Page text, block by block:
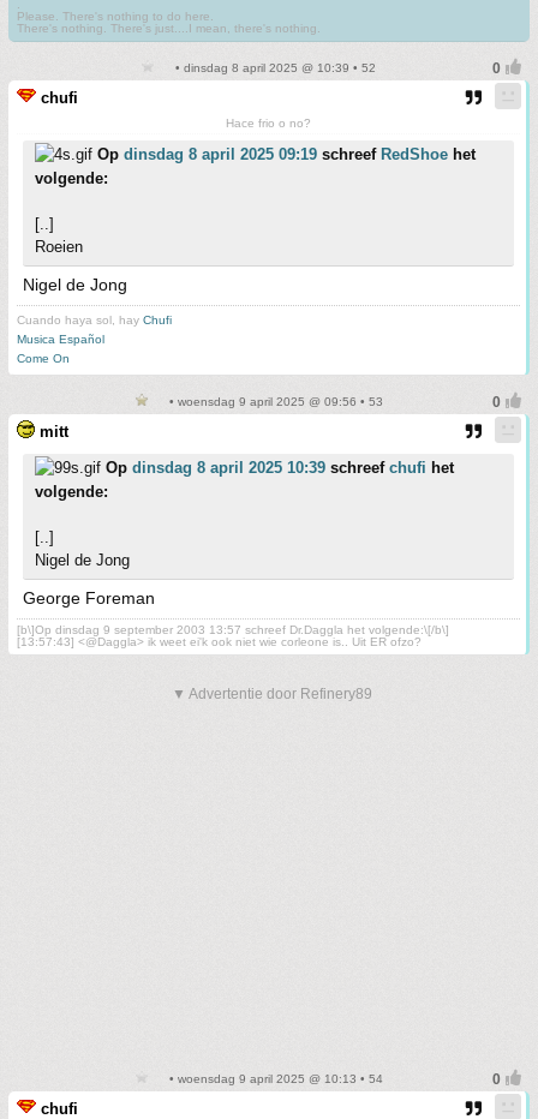
Please. There's nothing to do here.
There's nothing. There's just....I mean, there's nothing.
• dinsdag 8 april 2025 @ 10:39 • 52
chufi
Hace frio o no?
Op dinsdag 8 april 2025 09:19 schreef RedShoe het
volgende:
[..]
Roeien
Nigel de Jong
Cuando haya sol, hay Chufi
Musica Español
Come On
• woensdag 9 april 2025 @ 09:56 • 53
mitt
Op dinsdag 8 april 2025 10:39 schreef chufi het
volgende:
[..]
Nigel de Jong
George Foreman
[b\]Op dinsdag 9 september 2003 13:57 schreef Dr.Daggla het volgende:\[/b\]
[13:57:43] <@Daggla> ik weet ei'k ook niet wie corleone is.. Uit ER ofzo?
▼ Advertentie door Refinery89
• woensdag 9 april 2025 @ 10:13 • 54
chufi